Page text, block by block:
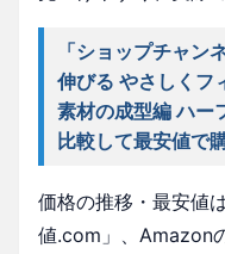
「ショップチャ
伸びる やさしくフ
素材の成型編 ハー
比較して最安値で
価格の推移・最安値
値.com」、Amazon